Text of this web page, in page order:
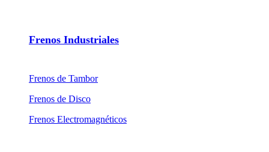
Frenos Industriales
Frenos de Tambor
Frenos de Disco
Frenos Electromagnéticos